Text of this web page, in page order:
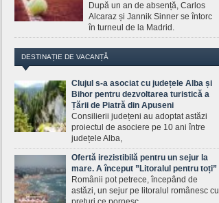
După un an de absență, Carlos
Alcaraz și Jannik Sinner se întorc
în turneul de la Madrid.
DESTINAȚIE DE VACANȚĂ
Clujul s-a asociat cu județele Alba și
Bihor pentru dezvoltarea turistică a
Țării de Piatră din Apuseni
Consilierii județeni au adoptat astăzi
proiectul de asociere pe 10 ani între
județele Alba,
Ofertă irezistibilă pentru un sejur la
mare. A început ”Litoralul pentru toți”
Românii pot petrece, începând de
astăzi, un sejur pe litoralul românesc cu